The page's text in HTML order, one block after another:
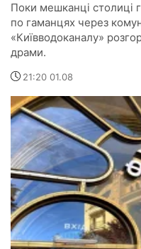
Поки мешканці столиці
по гаманцях через
«Київводоканалу»
драми.
21:20 01.08